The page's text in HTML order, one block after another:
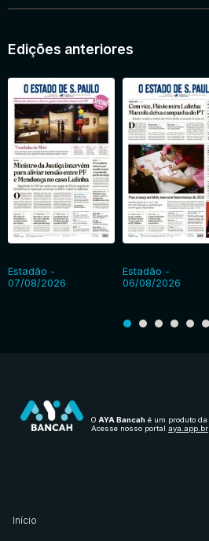
Edições anteriores
Estadão -
07/08/2026
Estadão -
06/08/2026
O AYA Bancah é um produto da
Acesse nosso portal aya.app.br
Início